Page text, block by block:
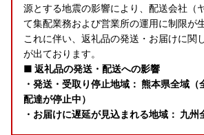
源とする地震の影響により、配送会社（
て集配業務および営業所の運用に制限が
これに伴い、返礼品の発送・お届けに関
が出ております。
■ 返礼品の発送・配送への影響
・発送・受取り停止地域： 熊本県全域（
配達が停止中）
・お届けに遅延が見込まれる地域： 九州